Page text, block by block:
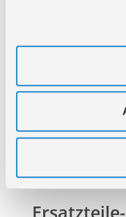
Bei Fragen rund um unsere
09:00 - 17:00
Telefon: +49 (0)7904-700360